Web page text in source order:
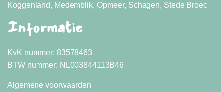
Koggenland, Medemblik, Opmeer, Schagen, Stede Broec
Informatie
KvK nummer: 83578463
BTW nummer: NL003844113B46
Algemene voorwaarden